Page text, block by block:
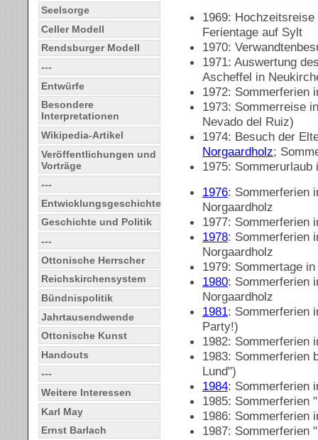
Seelsorge
Celler Modell
Rendsburger Modell
---
Entwürfe
Besondere
Interpretationen
Wikipedia-Artikel
Veröffentlichungen und
Vorträge
---
Entwicklungsgeschichte
Geschichte und Politik
---
Ottonische Herrscher
Reichskirchensystem
Bündnispolitik
Jahrtausendwende
Ottonische Kunst
Handouts
---
Weitere Interessen
Karl May
Ernst Barlach
1969:
Ferientage auf Sylt
1970:
1971: Auswertung
Ascheffel in
1972: Sommerferien
1973: Sommerreise
Nevado del Ruiz)
1974: Besuch der
Norgaardholz;
1975: Sommerurlaub
1976: Sommerferien
Norgaardholz
1977: Sommerferien
1978: Sommerferien
Norgaardholz
1979: Sommertage in
1980: Sommerferien
Norgaardholz
1981: Sommerferien
Party!)
1982: Sommerferien
1983: Sommerferien
Lund")
1984: Sommerferien
1985: Sommerferien
1986: Sommerferien
1987: Sommerferien